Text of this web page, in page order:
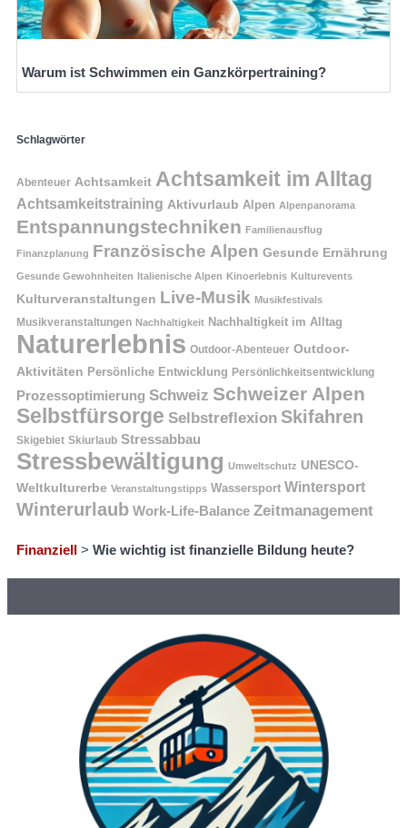
Warum ist Schwimmen ein Ganzkörpertraining?
Schlagwörter
Abenteuer Achtsamkeit Achtsamkeit im Alltag
Achtsamkeitstraining Aktivurlaub Alpen Alpenpanorama
Entspannungstechniken Familienausflug
Finanzplanung Französische Alpen Gesunde Ernährung
Gesunde Gewohnheiten Italienische Alpen Kinoerlebnis Kulturevents
Kulturveranstaltungen Live-Musik Musikfestivals
Musikveranstaltungen Nachhaltigkeit Nachhaltigkeit im Alltag
Naturerlebnis Outdoor-Abenteuer Outdoor-
Aktivitäten Persönliche Entwicklung Persönlichkeitsentwicklung
Prozessoptimierung Schweiz Schweizer Alpen
Selbstfürsorge Selbstreflexion Skifahren
Skigebiet Skiurlaub Stressabbau
Stressbewältigung Umweltschutz UNESCO-
Weltkulturerbe Veranstaltungstipps Wassersport Wintersport
Winterurlaub Work-Life-Balance Zeitmanagement
Finanziell > Wie wichtig ist finanzielle Bildung heute?